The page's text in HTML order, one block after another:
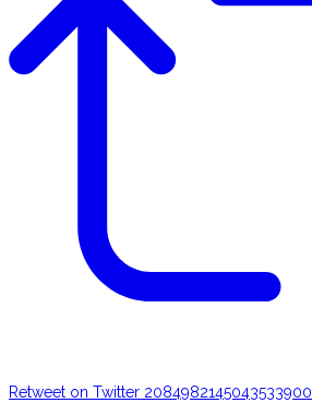
Retweet on Twitter 2084982145043533900